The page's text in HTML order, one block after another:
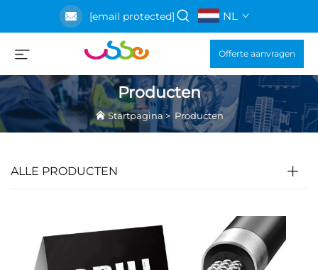
[email protected] NL
Offerte aanvragen
Producten
Startpagina> Producten
ALLE PRODUCTEN